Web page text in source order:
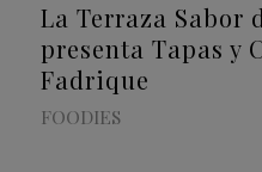
La Terraza Sabor
presenta Tapas y
Fadrique
FOODIES